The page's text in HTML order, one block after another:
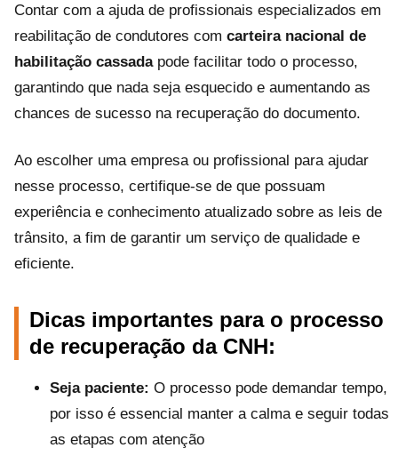
Contar com a ajuda de profissionais especializados em
reabilitação de condutores com carteira nacional de
habilitação cassadapode facilitar todo o processo,
garantindo que nada seja esquecido e aumentando as
chances de sucesso na recuperação do documento.
Ao escolher uma empresa ou profissional para ajudar
nesse processo, certifique-se de que possuam
experiência e conhecimento atualizado sobre as leis de
trânsito, a fim de garantir um serviço de qualidade e
eficiente.
Dicas importantes para o processo
de recuperação da CNH:
Seja paciente: O processo pode demandar tempo,
por isso é essencial manter a calma e seguir todas
as etapas com atenção